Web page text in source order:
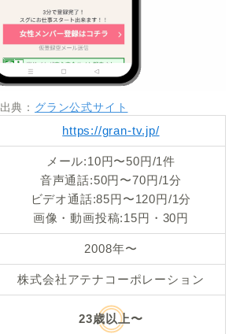
出典： グラン公式サイト
https://gran-tv.jp/
メール:10円〜50円/1件
音声通話:50円〜70円/1分
ビデオ通話:85円〜120円/1分
画像・動画投稿:15円・30円
2008年〜
株式会社アテナコーポレーション
23歳以上〜